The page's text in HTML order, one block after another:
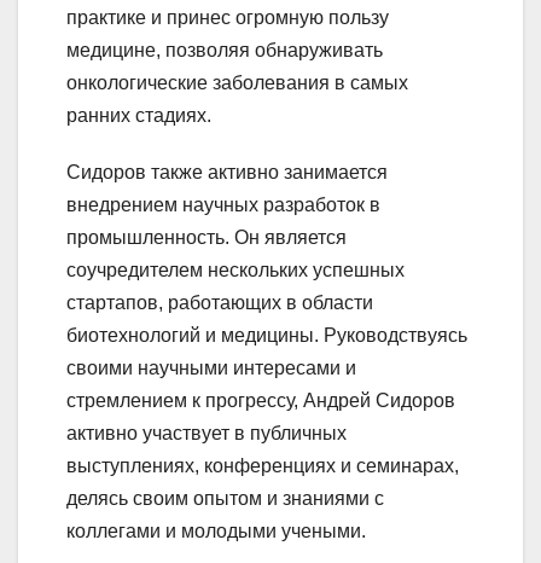
практике и принес огромную пользу
медицине, позволяя обнаруживать
онкологические заболевания в самых
ранних стадиях.
Сидоров также активно занимается
внедрением научных разработок в
промышленность. Он является
соучредителем нескольких успешных
стартапов, работающих в области
биотехнологий и медицины. Руководствуясь
своими научными интересами и
стремлением к прогрессу, Андрей Сидоров
активно участвует в публичных
выступлениях, конференциях и семинарах,
делясь своим опытом и знаниями с
коллегами и молодыми учеными.